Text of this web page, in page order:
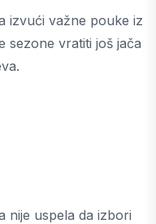
izvući važne pouke iz
sezone vratiti još jača
nije uspela da izbori